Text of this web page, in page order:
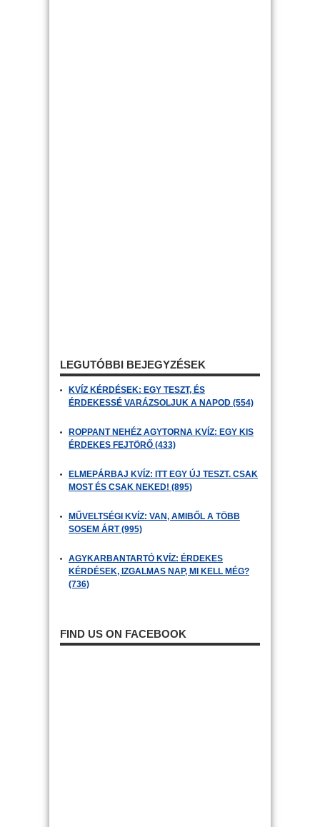
LEGUTÓBBI BEJEGYZÉSEK
KVÍZ KÉRDÉSEK: EGY TESZT, ÉS
ÉRDEKESSÉ VARÁZSOLJUK A NAPOD (554)
ROPPANT NEHÉZ AGYTORNA KVÍZ: EGY KIS
ÉRDEKES FEJTÖRŐ (433)
ELMEPÁRBAJ KVÍZ: ITT EGY ÚJ TESZT. CSAK
MOST ÉS CSAK NEKED! (895)
MŰVELTSÉGI KVÍZ: VAN, AMIBŐL A TÖBB
SOSEM ÁRT (995)
AGYKARBANTARTÓ KVÍZ: ÉRDEKES
KÉRDÉSEK, IZGALMAS NAP, MI KELL MÉG?
(736)
FIND US ON FACEBOOK